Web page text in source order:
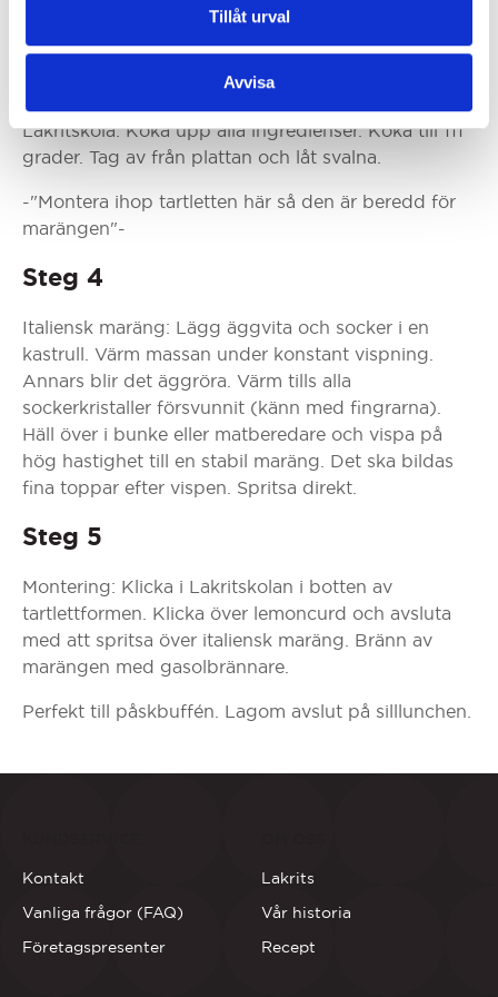
Tillåt urval
Avvisa
svalna helt med plastfolie direkt mot curdytan.
Lakritskola: Koka upp alla ingredienser. Koka till 111
grader. Tag av från plattan och låt svalna.
-"Montera ihop tartletten här så den är beredd för
marängen"-
Steg 4
Italiensk maräng: Lägg äggvita och socker i en
kastrull. Värm massan under konstant vispning.
Annars blir det äggröra. Värm tills alla
sockerkristaller försvunnit (känn med fingrarna).
Häll över i bunke eller matberedare och vispa på
hög hastighet till en stabil maräng. Det ska bildas
fina toppar efter vispen. Spritsa direkt.
Steg 5
Montering: Klicka i Lakritskolan i botten av
tartlettformen. Klicka över lemoncurd och avsluta
med att spritsa över italiensk maräng. Bränn av
marängen med gasolbrännare.
Perfekt till påskbuffén. Lagom avslut på silllunchen.
Kontakt
Vanliga frågor (FAQ)
Företagspresenter
Lakrits
Vår historia
Recept